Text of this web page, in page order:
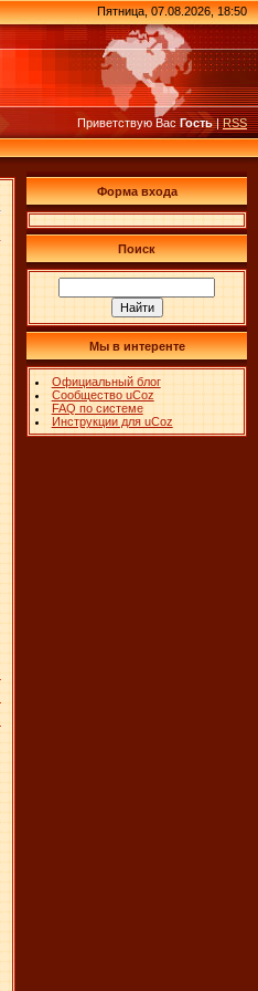
Пятница, 07.08.2026, 18:50
Приветствую Вас Гость|RSS
Форма входа
Поиск
Мы в интеренте
Официальный блог
Сообщество uCoz
FAQ по системе
Инструкции для uCoz